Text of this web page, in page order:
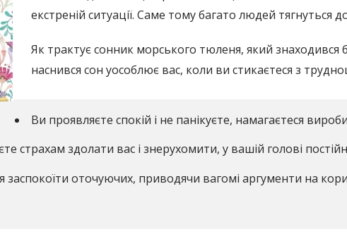
екстреній ситуації. Саме тому багато людей тягнуться
Як трактує сонник морського тюленя, який
наснився сон уособлює вас, коли ви стикаєтеся з
Ви проявляєте спокій і не панікуєте, намагаєтеся
страхам здолати вас і знерухомити, у вашій голові
заспокоїти оточуючих, приводячи вагомі аргументи на